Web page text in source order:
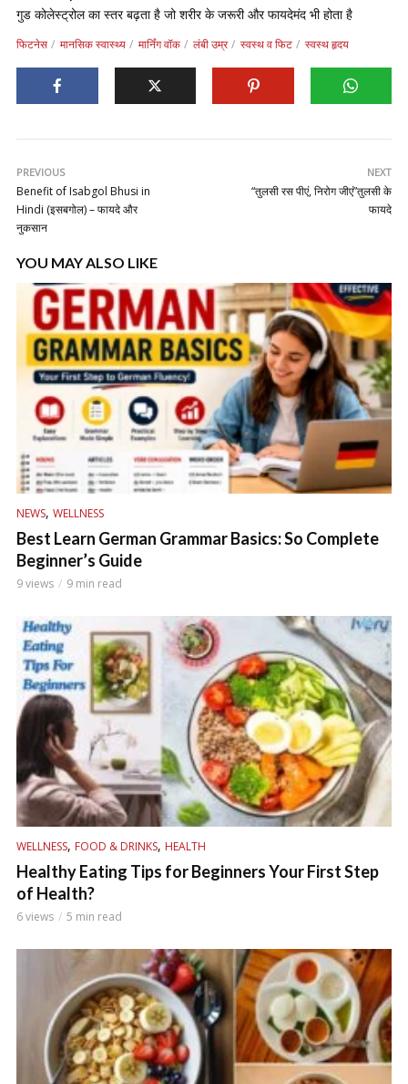
गुड कोलेस्ट्रोल का स्तर बढ़ता है जो शरीर के जरूरी और फायदेमंद भी होता है
फिटनेस मानसिक स्वास्थ्य मार्निंग वॉक लंबी उम्र स्वस्थ व फिट स्वस्थ हृदय
PREVIOUS
Benefit of Isabgol Bhusi in
Hindi (इसबगोल) – फायदे और
नुकसान
NEXT
“तुलसी रस पीएं, निरोग जीएं”तुलसी के
फायदे
YOU MAY ALSO LIKE
NEWS, WELLNESS
Best Learn German Grammar Basics: So Complete
Beginner’s Guide
9 views 9 min read
WELLNESS, FOOD & DRINKS, HEALTH
Healthy Eating Tips for Beginners Your First Step
of Health?
6 views 5 min read